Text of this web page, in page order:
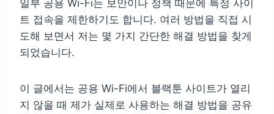
일부 공용 Wi-Fi는 보안이나 정책 때문에 특정 사이
트 접속을 제한하기도 합니다. 여러 방법을 직접 시
도해 보면서 저는 몇 가지 간단한 해결 방법을 찾게
되었습니다.
이 글에서는 공용 Wi-Fi에서 블랙툰 사이트가 열리
지 않을 때 제가 실제로 사용하는 해결 방법을 공유